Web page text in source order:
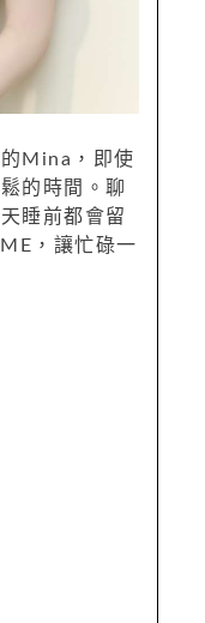
Mina，即使
的時間。聊
睡前都會留
，讓忙碌一